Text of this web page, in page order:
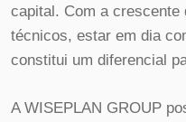
capital. Com a crescente
técnicos, estar em dia
constitui um diferencial
A WISEPLAN GROUP